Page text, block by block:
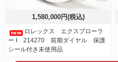
1,580,000円(税込)
ロレックス エクスプローラ
ー I 214270 前期ダイヤル 保護
シール付き未使用品